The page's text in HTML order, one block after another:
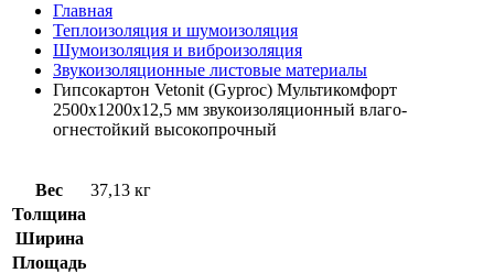
Главная
Теплоизоляция и шумоизоляция
Шумоизоляция и виброизоляция
Звукоизоляционные листовые материалы
Гипсокартон Vetonit (Gyproc) Мультикомфорт
2500х1200х12,5 мм звукоизоляционный влаго-
огнестойкий высокопрочный
Вес
37,13 кг
Толщина
Ширина
Площадь